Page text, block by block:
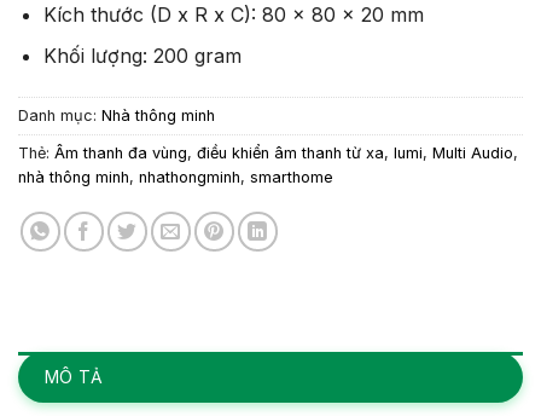
Kích thước (D x R x C): 80 x 80 x 20 mm
Khối lượng: 200 gram
Danh mục: Nhà thông minh
Thẻ: Âm thanh đa vùng, điều khiển âm thanh từ xa, lumi, Multi Audio,
nhà thông minh, nhathongminh, smarthome
MÔ TẢ